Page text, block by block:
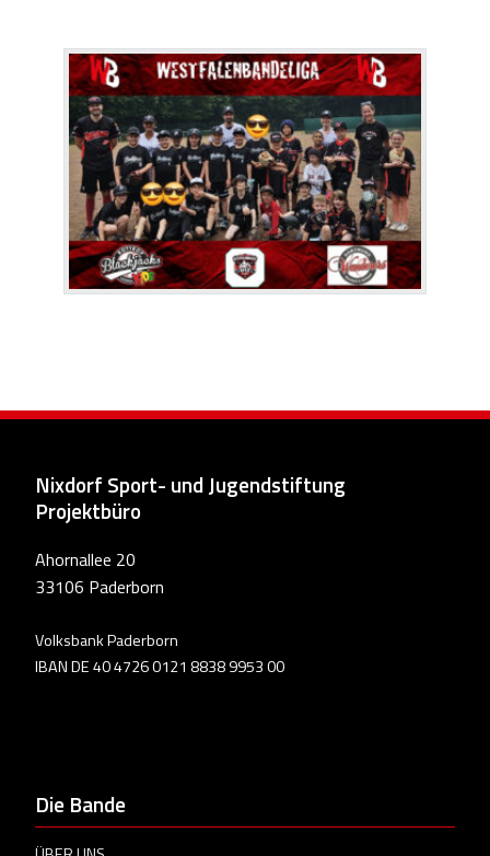
Nixdorf Sport- und Jugendstiftung
Projektbüro
Ahornallee 20
33106 Paderborn
Volksbank Paderborn
IBAN DE 40 4726 0121 8838 9953 00
Die Bande